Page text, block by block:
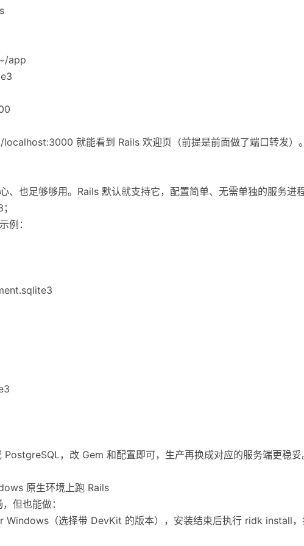
app
就能看到 Rails 欢迎页（前提是前面做了端口转发）
、也足够够用。Rails 默认就支持它，配置简单、无需单独的服务进
例：
，改 Gem 和配置即可，生产再换成对应的服务端更稳妥
原生环境上跑 Rails
但也能做：
Windows（选择带 DevKit 的版本），安装结束后执行 ridk install